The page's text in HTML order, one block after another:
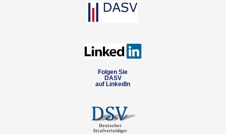
Folgen Sie
DASV
auf LinkedIn